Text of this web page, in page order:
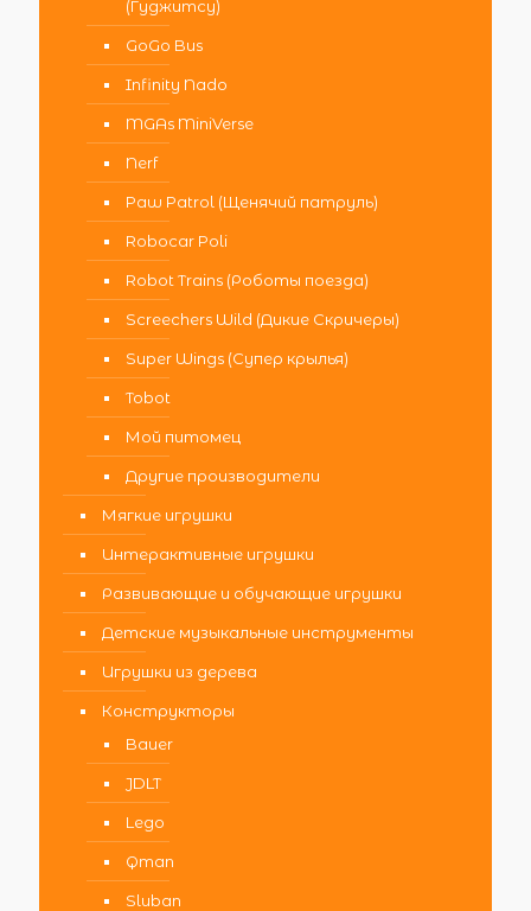
(Гуджитсу)
GoGo Bus
Infinity Nado
MGAs MiniVerse
Nerf
Paw Patrol (Щенячий патруль)
Robocar Poli
Robot Trains (Роботы поезда)
Screechers Wild (Дикие Скричеры)
Super Wings (Супер крылья)
Tobot
Мой питомец
Другие производители
Мягкие игрушки
Интерактивные игрушки
Развивающие и обучающие игрушки
Детские музыкальные инструменты
Игрушки из дерева
Конструкторы
Bauer
JDLT
Lego
Qman
Sluban